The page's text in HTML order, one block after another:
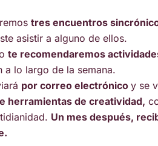
tres encuentros
asistir a alguno de ellos.
te recomendaremos
a lo largo de la semana.
por correo electrónicoy se
herramientas de creatividad,
Un mes después,